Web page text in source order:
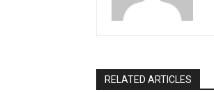
RELATED ARTICLES